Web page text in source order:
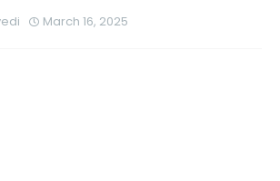
March 16, 2025